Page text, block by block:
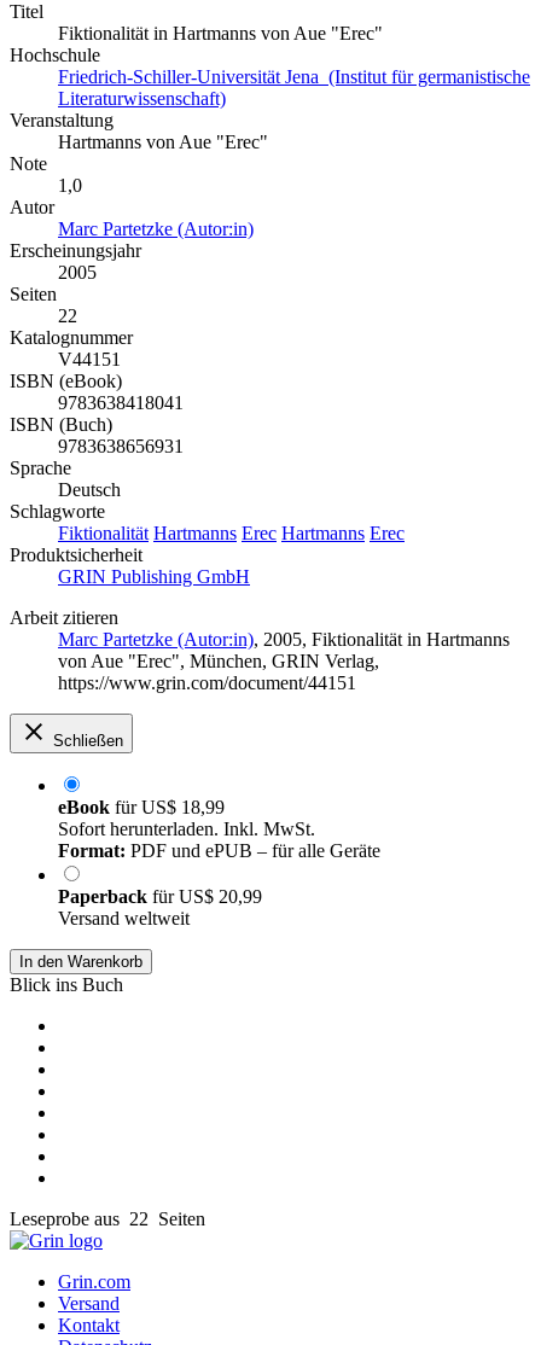
Titel
Fiktionalität in Hartmanns von Aue "Erec"
Hochschule
Friedrich-Schiller-Universität Jena (Institut für germanistische
Literaturwissenschaft)
Veranstaltung
Hartmanns von Aue "Erec"
Note
1,0
Autor
Marc Partetzke (Autor:in)
Erscheinungsjahr
2005
Seiten
22
Katalognummer
V44151
ISBN (eBook)
9783638418041
ISBN (Buch)
9783638656931
Sprache
Deutsch
Schlagworte
Fiktionalität Hartmanns Erec Hartmanns Erec
Produktsicherheit
GRIN Publishing GmbH
Arbeit zitieren
Marc Partetzke (Autor:in), 2005, Fiktionalität in Hartmanns
von Aue "Erec", München, GRIN Verlag,
https://www.grin.com/document/44151
Schließen
eBook fürUS$ 18,99
Sofort herunterladen. Inkl. MwSt.
Format: PDF und ePUB – für alle Geräte
Paperback fürUS$ 20,99
Versand weltweit
In den Warenkorb
Blick ins Buch
Leseprobe aus 22 Seiten
Grin.com
Versand
Kontakt